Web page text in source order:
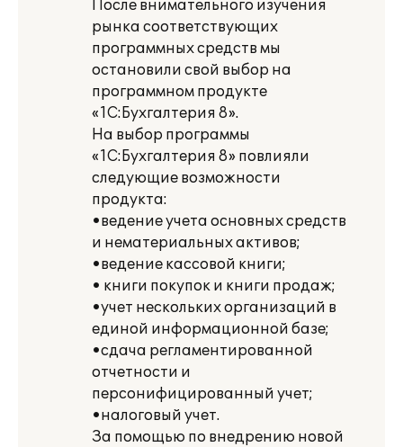
После внимательного изучения
рынка соответствующих
программных средств мы
остановили свой выбор на
программном продукте
«1С:Бухгалтерия 8».
На выбор программы
«1С:Бухгалтерия 8» повлияли
следующие возможности
продукта:
•ведение учета основных средств
и нематериальных активов;
•ведение кассовой книги;
• книги покупок и книги продаж;
•учет нескольких организаций в
единой информационной базе;
•сдача регламентированной
отчетности и
персонифицированный учет;
•налоговый учет.
За помощью по внедрению новой